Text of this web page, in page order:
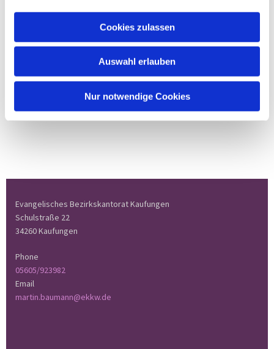
Cookies zulassen
Auswahl erlauben
Nur notwendige Cookies
Evangelisches Bezirkskantorat Kaufungen
Schulstraße 22
34260 Kaufungen
Phone
05605/923982
Email
martin.baumann@ekkw.de